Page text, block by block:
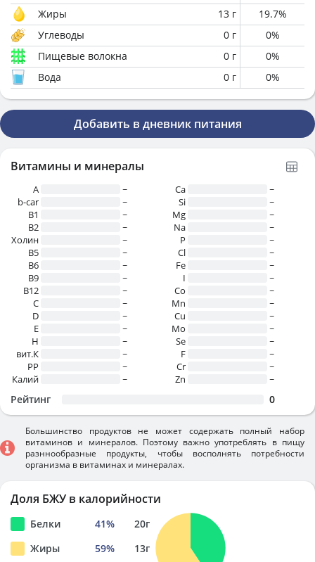
Жиры
13 г 19.7%
Углеводы
0 г 0%
Пищевые волокна
0 г 0%
Вода
0 г 0%
Добавить в дневник питания
Витамины и минералы
A
~
b-car
~
В1
~
B2
~
Холин
~
B5
~
B6
~
B9
~
B12
~
C
~
D
~
E
~
H
~
вит.К
~
PP
~
Калий
~
Ca
~
Si
~
Mg
~
Na
~
P
~
Cl
~
Fe
~
I
~
Co
~
Mn
~
Cu
~
Mo
~
Se
~
F
~
Cr
~
Zn
~
Рейтинг 0
Большинство продуктов не может содержать полный набор
витаминов и минералов. Поэтому важно употреблять в пищу
разннообразные продукты, чтобы восполнять потребности
организма в витаминах и минералах.
Доля БЖУ в калорийности
Белки 41% 20г
Жиры
59% 13г